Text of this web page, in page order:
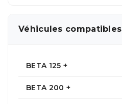
Véhicules compatibles
BETA 125 +
BETA 200 +